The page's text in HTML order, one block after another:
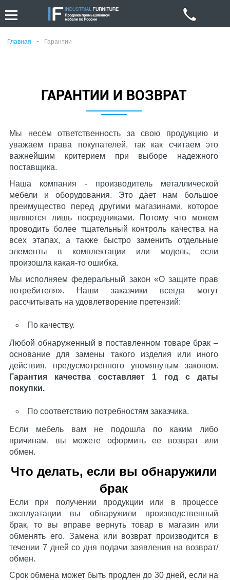
Главная - Гарантии
ГАРАНТИИ И ВОЗВРАТ
Мы несем ответственность за свою продукцию и
уважаем права покупателей, так как считаем это
важнейшим критерием при выборе надежного
поставщика.
Наша компания - производитель металлической
мебели и оборудования. Это дает нам большое
преимущество перед другими магазинами, которое
являются лишь посредниками. Потому что можем
проводить более тщательный контроль качества на
всех этапах, а также быстро заменить отдельные
элементы в комплектации или модель, если
произошла какая-то ошибка.
Мы исполняем федеральный закон «О защите прав
потребителя». Наши заказчики всегда могут
рассчитывать на удовлетворение претензий:
По качеству.
Любой обнаруженный в поставленном товаре брак –
основание для замены такого изделия или иного
действия, предусмотренного упомянутым законом.
Гарантия качества составляет 1 год с даты
покупки.
По соответствию потребностям заказчика.
Если мебель вам не подошла по каким либо
причинам, вы можете оформить ее возврат или
обмен.
Что делать, если вы обнаружили
брак
Если при получении продукции или в процессе
эксплуатации вы обнаружили производственный
брак, то вы вправе вернуть товар в магазин или
обменять его. Замена или возврат производится в
течении 7 дней со дня подачи заявления на возврат/
обмен.
Срок обмена может быть продлен до 30 дней, если на